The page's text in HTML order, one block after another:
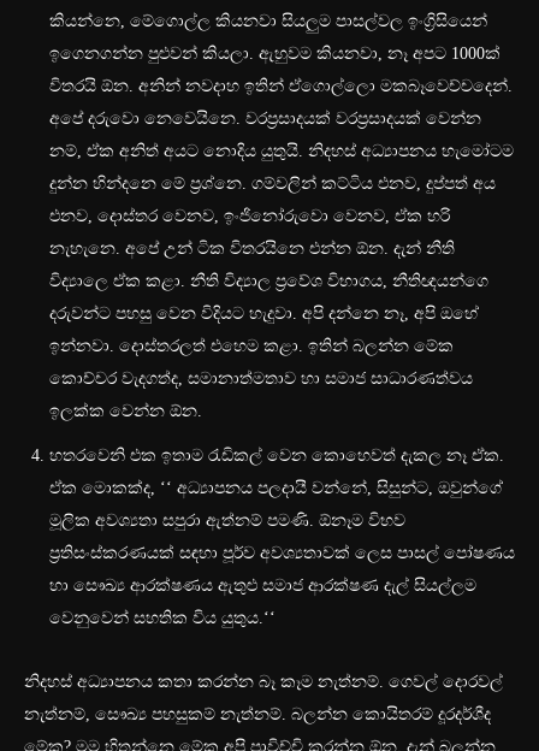
කියන්නෙ, මේගොල්ල කියනවා සියලුම පාසල්වල ඉංග්‍රිසියෙන්
ඉගෙනගන්න පුළුවන් කියලා. ඇහුවම කියනවා, නෑ අපට 1000ක්
විතරයි ඕන. අනින් නවදාහ ඉතින් ඒගොල්ලො මකබෑවෙච්චදෙන්.
අපේ දරුවො නෙවෙයිනෙ. වරප්‍රසාදයක් වරප්‍රසාදයක් වෙන්න
නම්, ඒක අනිත් අයට නොදිය යුතුයි. නිදහස් අධ්‍යාපනය හැමෝටම
දුන්න හින්දනෙ මේ ප්‍රශ්නෙ. ගම්වලින් කට්ටිය එනව, දුප්පත් අය
එනව, දොස්තර වෙනව, ඉංජිනෝරුවො වෙනව, ඒක හරි
නැහැනෙ. අපේ උන් ටික විතරයිනෙ එන්න ඕන. දැන් නීති
විද්‍යාලෙ ඒක කළා. නීති විද්‍යාල ප්‍රවේශ විභාගය, නීතිඥයන්ගෙ
දරුවන්ට පහසු වෙන විදියට හැදුවා. අපි දන්නෙ නෑ, අපි ඔහේ
ඉන්නවා. දොස්තරලත් එහෙම කළා. ඉතින් බලන්න මේක
කොච්චර වැදගත්ද, සමානාත්මතාව හා සමාජ සාධාරණත්වය
ඉලක්ක වෙන්න ඕන.
හතරවෙනි එක ඉතාම රැඩිකල් වෙන කොහෙවත් දැකල නෑ ඒක.
ඒක මොකක්ද, ‘‘ අධ්‍යාපනය පලදායී වන්නේ, සිසුන්ට, ඔවුන්ගේ
මූලික අවශ්‍යතා සපුරා ඇත්නම් පමණි. ඕනෑම විභව
ප්‍රතිසංස්කරණයක් සඳහා පූර්ව අවශ්‍යතාවක් ලෙස පාසල් පෝෂණය
හා සෞඛ්‍ය ආරක්ෂණය ඇතුළු සමාජ ආරක්ෂණ දැල් සියල්ලම
වෙනුවෙන් සහතික විය යුතුය.‘‘
නිදහස් අධ්‍යාපනය කතා කරන්න බෑ කෑම නැත්නම්. ගෙවල් දොරවල්
නැත්නම්, සෞඛ්‍ය පහසුකම් නැත්නම්. බලන්න කොයිතරම් දූරදර්ශීද
මේක? මම හිතන්නෙ මේක අපි පාවිච්චි කරන්න ඕන. දැන් බලන්න